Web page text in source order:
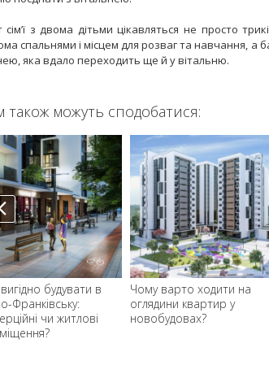
сім’ї з двома дітьми цікавляться не просто
спальнями і місцем для розваг та навчання, а
яка вдало переходить ще й у вітальню.
також можуть сподобатися:
будувати в
Франківську:
чи житлові
Чому варто ходити на
оглядини квартир у
новобудовах?